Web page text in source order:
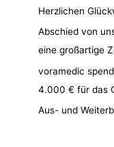
Herzlichen
Abschied von
eine großartige
voramedic
4.000 € für das
Aus- und